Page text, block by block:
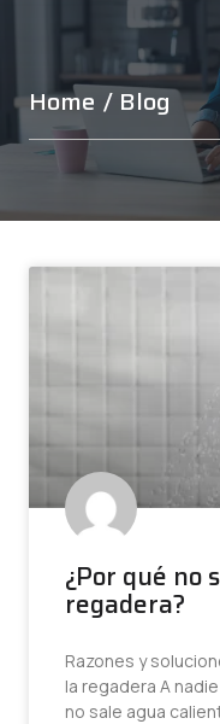
Home / Blog
¿Por qué no
regadera?
Razones y
la regadera A
no sale agua